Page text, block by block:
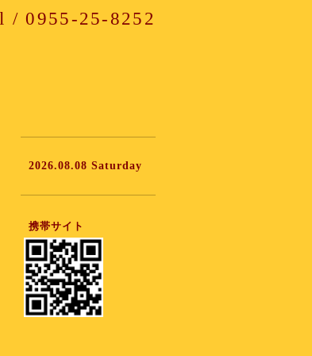
/ 0955-25-8252
2026.08.08 Saturday
携帯サイト